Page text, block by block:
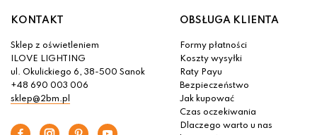
KONTAKT
Sklep z oświetleniem
ILOVE LIGHTING
ul. Okulickiego 6, 38-500 Sanok
+48 690 003 006
sklep@2bm.pl
OBSŁUGA KLIENTA
Formy płatności
Koszty wysyłki
Raty Payu
Bezpieczeństwo
Jak kupować
Czas oczekiwania
Dlaczego warto u nas